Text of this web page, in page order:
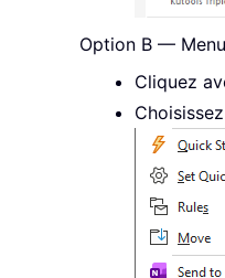
Option B —
Cliquez